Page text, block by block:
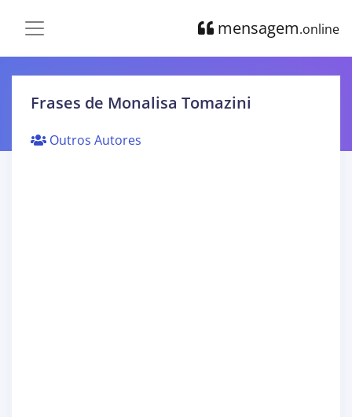
mensagem.online
Frases de Monalisa Tomazini
Outros Autores